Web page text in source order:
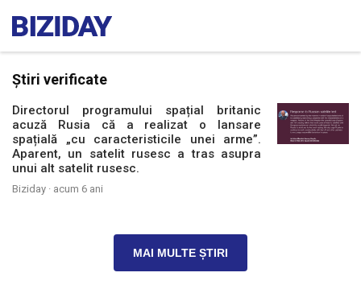
Știri verificate
Directorul programului spațial britanic
acuză Rusia că a realizat o lansare
spațială „cu caracteristicile unei arme”.
Aparent, un satelit rusesc a tras asupra
unui alt satelit rusesc.
Biziday · acum 6 ani
MAI MULTE ȘTIRI